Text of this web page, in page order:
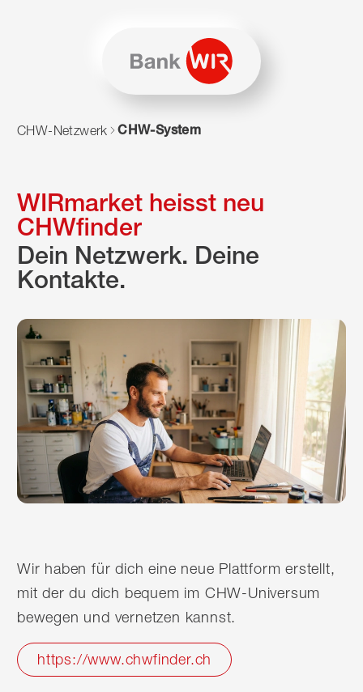
Zum Navigieren dieser Seite wird JavaScript benötigt.
CHW-Netzwerk CHW-System
WIRmarket heisst neu
CHWfinder
Dein Netzwerk. Deine
Kontakte.
Wir haben für dich eine neue Plattform erstellt,
mit der du dich bequem im CHW-Universum
bewegen und vernetzen kannst.
https://www.chwfinder.ch